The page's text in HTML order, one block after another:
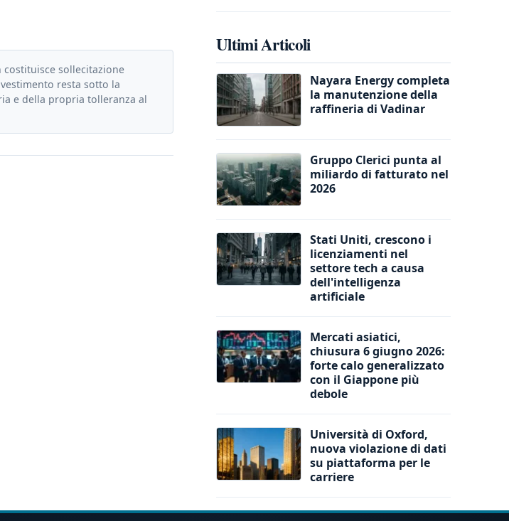
sollecitazione
resta sotto la
e della propria tolleranza al
Ultimi Articoli
Nayara Energy completa
la manutenzione della
raffineria di Vadinar
Gruppo Clerici punta al
miliardo di fatturato nel
2026
Stati Uniti, crescono i
licenziamenti nel
settore tech a causa
dell'intelligenza
artificiale
Mercati asiatici,
chiusura 6 giugno 2026:
forte calo generalizzato
con il Giappone più
debole
Università di Oxford,
nuova violazione di dati
su piattaforma per le
carriere